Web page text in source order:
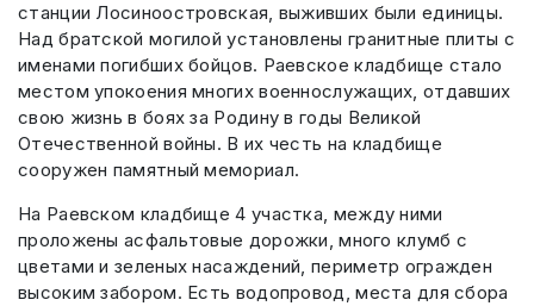
станции Лосиноостровская, выживших были единицы.
Над братской могилой установлены гранитные плиты с
именами погибших бойцов. Раевское кладбище стало
местом упокоения многих военнослужащих, отдавших
свою жизнь в боях за Родину в годы Великой
Отечественной войны. В их честь на кладбище
сооружен памятный мемориал.
На Раевском кладбище 4 участка, между ними
проложены асфальтовые дорожки, много клумб с
цветами и зеленых насаждений, периметр огражден
высоким забором. Есть водопровод, места для сбора